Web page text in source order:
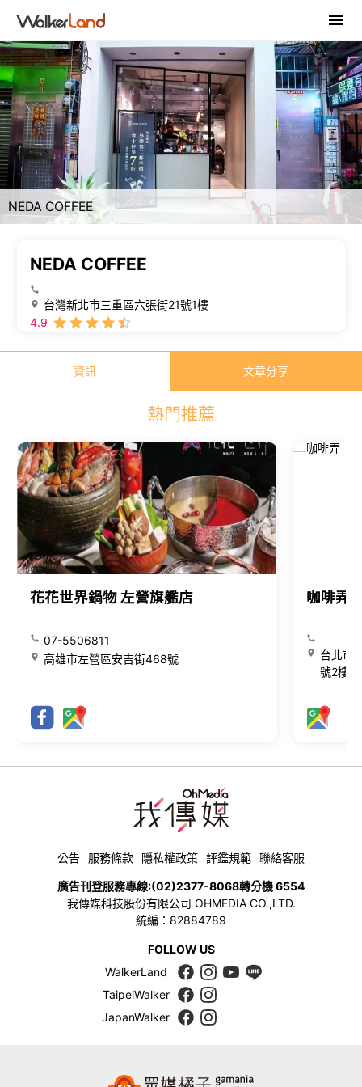
NEDA COFFEE
NEDA COFFEE
台灣新北市三重區六張街21號1樓
4.9
資訊 文章分享
熱門推薦
花花世界鍋物 左營旗艦店
07-5506811
高雄市左營區安吉街468號
咖啡弄
台北市
號2樓
公告 服務條款 隱私權政策 評鑑規範 聯絡客服
廣告刊登服務專線:(02)2377-8068轉分機 6554
我傳媒科技股份有限公司 OHMEDIA CO.,LTD.
統編：82884789
FOLLOW US
WalkerLand
TaipeiWalker
JapanWalker